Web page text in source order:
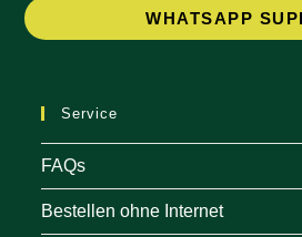
WHATSAPP
Service
FAQs
Bestellen ohne Internet